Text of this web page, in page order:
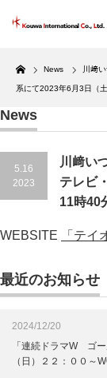
Home
News 川﨑
系にて2023年6月3日（
News
5.16
2023
川﨑い
テレビ
11時40
WEBSITE 「テイ
最近のお知らせ
2024/12/20
「連続ドラマW ゴ
（日）２２：００～